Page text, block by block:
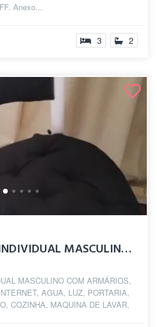
Anexo...
3 2
ALUGO QUARTO INDIVIDUAL MASCULINO SOMENT...
MASCULINO COM ARMÁRIOS,
AGUA, LUZ, PORTARIA,
COZINHA, MAQUINA DE LAVAR,